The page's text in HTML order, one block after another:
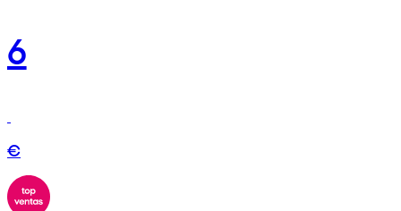
6
€